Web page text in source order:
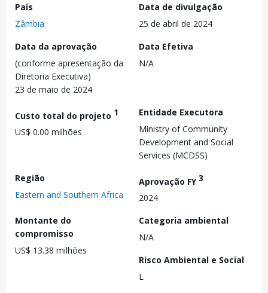
País
Zâmbia
Data de divulgação
25 de abril de 2024
Data da aprovação
(conforme apresentação da
Diretoria Executiva)
23 de maio de 2024
Data Efetiva
N/A
Custo total do projeto 1
US$ 0.00 milhões
Entidade Executora
Ministry of Community
Development and Social
Services (MCDSS)
Região
Eastern and Southern Africa
Aprovação FY3
2024
Montante do
compromisso
US$ 13.38 milhões
Categoria ambiental
N/A
Risco Ambiental e Social
L